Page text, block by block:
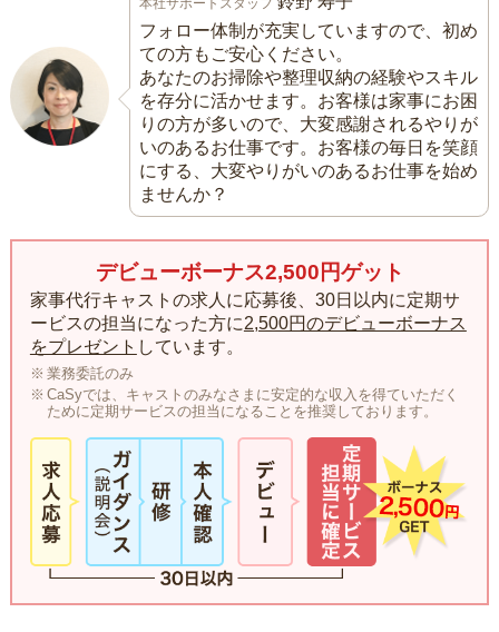
本社サポートスタッフ
フォロー体制が充実していますので、初め
ての方もご安心ください。
あなたのお掃除や整理収納の経験やスキル
を存分に活かせます。お客様は家事にお困
りの方が多いので、大変感謝されるやりが
いのあるお仕事です。お客様の毎日を笑顔
にする、大変やりがいのあるお仕事を始め
ませんか？
デビューボーナス2,500円ゲット
家事代行キャストの求人に応募後、30日以内に定期サ
ービスの担当になった方に2,500円のデビューボーナス
をプレゼント しています。
業務委託のみ
CaSyでは、キャストのみなさまに安定的な収入を得ていただく
ために定期サービスの担当になることを推奨しております。